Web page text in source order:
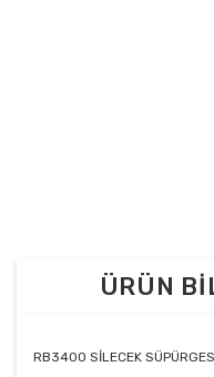
ÜRÜN
RB3400 SİLECEK